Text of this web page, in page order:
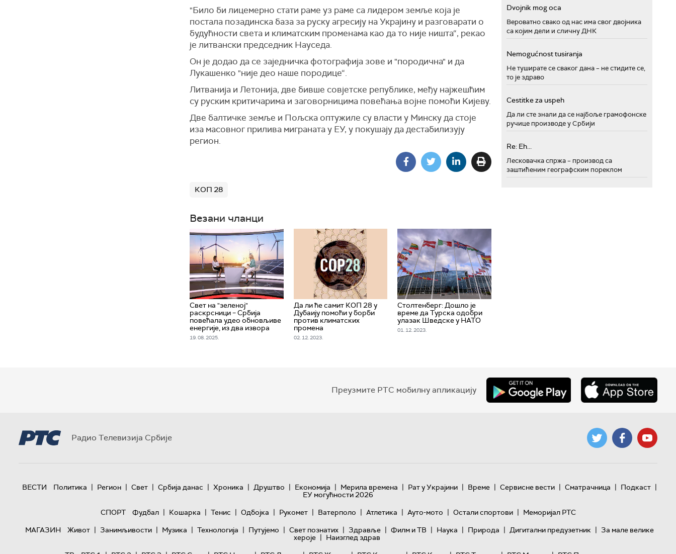
"Било би лицемерно стати раме уз раме са лидером земље која је
постала позадинска база за руску агресију на Украјину и разговарати о
будућности света и климатским променама као да то није ништа“, рекао
је литвански председник Науседа.
Он је додао да се заједничка фотографија зове и "породична" и да
Лукашенко "није део наше породице“.
Литванија и Летонија, две бивше совјетске републике, међу најжешћим
су руским критичарима и заговорницима повећања војне помоћи Kијеву.
Две балтичке земље и Пољска оптужиле су власти у Минску да стоје
иза масовног прилива миграната у ЕУ, у покушају да дестабилизују
регион.
КОП 28
Везани чланци
Свет на "зеленој"
раскрсници – Србија
повећала удео обновљиве
енергије, из два извора
19. 08. 2025.
Да ли ће самит КОП 28 у
Дубаију помоћи у борби
против климатских
промена
02. 12. 2023.
Столтенберг: Дошло је
време да Турска одобри
улазак Шведске у НАТО
01. 12. 2023.
Dvojnik mog oca
Вероватно свако од нас има свог двојника
са којим дели и сличну ДНК
Nemogućnost tusiranja
Не туширате се сваког дана – не стидите се,
то је здраво
Cestitke za uspeh
Да ли сте знали да се најбоље грамофонске
ручице производе у Србији
Re: Eh...
Лесковачка спржа – производ са
заштићеним географским пореклом
Преузмите РТС мобилну апликацију
Радио Телевизија Србије
ВЕСТИ Политика | Регион | Свет | Србија данас | Хроника | Друштво | Економија | Мерила времена | Рат у Украјини | Време | Сервисне вести | Сматрачница | Подкаст |
ЕУ могућности 2026
СПОРТ
Фудбал | Кошарка | Тенис | Одбојка | Рукомет | Ватерполо | Атлетика | Ауто-мото | Остали спортови | Меморијал РТС
МАГАЗИН
Живот | Занимљивости | Музика | Технологијa | Путујемо | Свет познатих | Здравље | Филм и ТВ | Наука | Природа | Дигитални предузетник | За мале велике
хероје | Наизглед здрав